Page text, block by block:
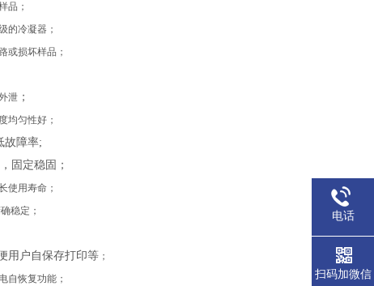
品；
的冷凝器；
或损坏样品；
泄 ；
均匀性好 ；
故障率;
固定稳固；
使用寿命；
稳定；
用户自保存打印等 ；
自恢复功能；
电话
扫码加微信